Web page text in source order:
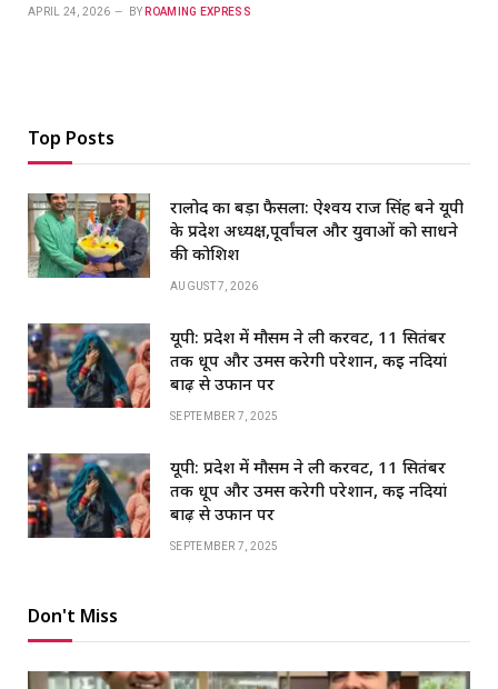
APRIL 24, 2026 BY ROAMING EXPRESS
Top Posts
रालोद का बड़ा फैसला: ऐश्वर्य राज सिंह बने यूपी
के प्रदेश अध्यक्ष,पूर्वांचल और युवाओं को साधने
की कोशिश
AUGUST 7, 2026
यूपी: प्रदेश में मौसम ने ली करवट, 11 सितंबर
तक धूप और उमस करेगी परेशान, कई नदियां
बाढ़ से उफान पर
SEPTEMBER 7, 2025
यूपी: प्रदेश में मौसम ने ली करवट, 11 सितंबर
तक धूप और उमस करेगी परेशान, कई नदियां
बाढ़ से उफान पर
SEPTEMBER 7, 2025
Don't Miss